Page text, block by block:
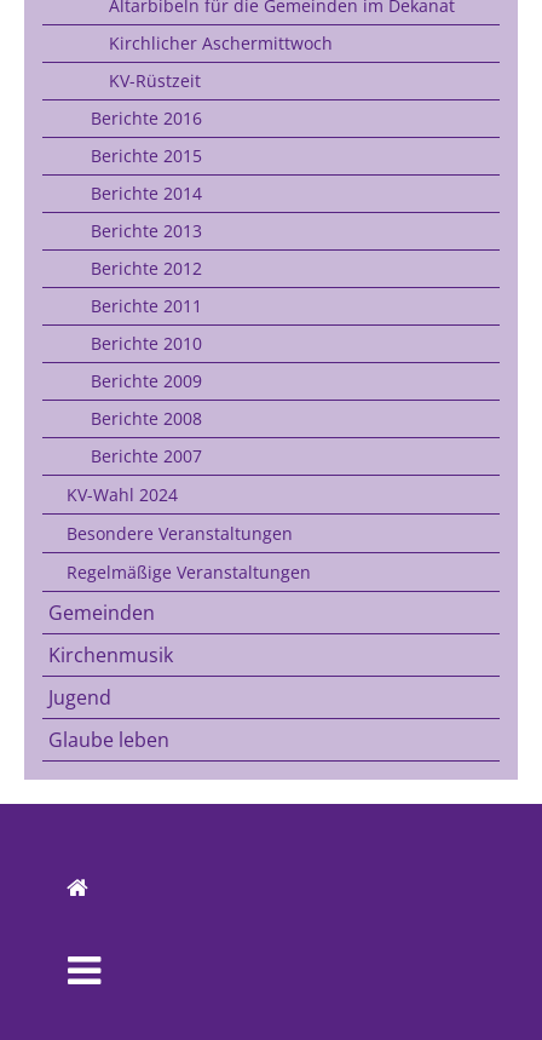
Altarbibeln für die Gemeinden im Dekanat
Kirchlicher Aschermittwoch
KV-Rüstzeit
Berichte 2016
Berichte 2015
Berichte 2014
Berichte 2013
Berichte 2012
Berichte 2011
Berichte 2010
Berichte 2009
Berichte 2008
Berichte 2007
KV-Wahl 2024
Besondere Veranstaltungen
Regelmäßige Veranstaltungen
Gemeinden
Kirchenmusik
Jugend
Glaube leben